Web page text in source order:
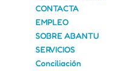
CONTACTA
EMPLEO
SOBRE ABANTU
SERVICIOS
Conciliación